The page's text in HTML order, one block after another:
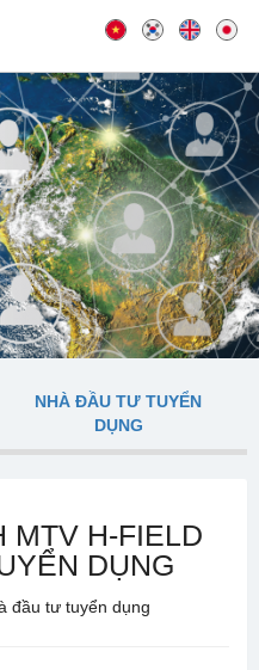
NHÀ ĐẦU TƯ TUYỂN
DỤNG
MTV H-FIELD
DỤNG
đầu tư tuyển dụng